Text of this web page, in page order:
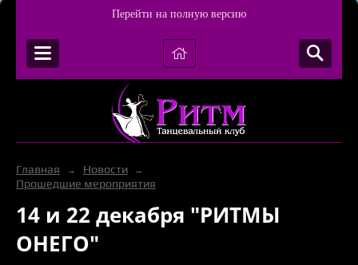
Перейти на полную версию
Главная → Новости →
Прошедшие мероприятия
14 и 22 декабря "РИТМЫ
ОНЕГО"